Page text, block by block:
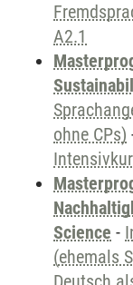
A2.1
ohne CPs)
Science -
(ehemals